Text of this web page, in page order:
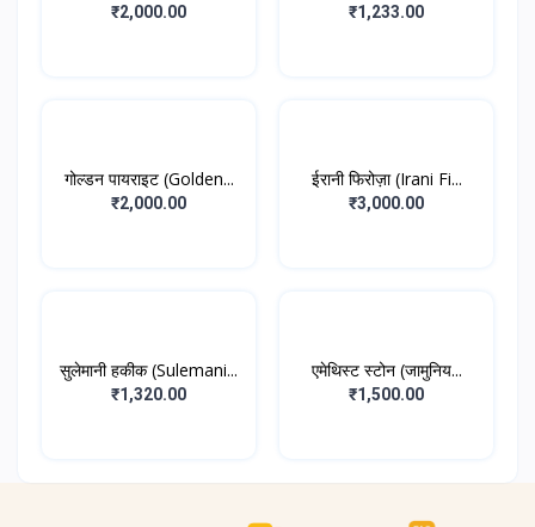
₹2,000.00 ₹1,233.00
गोल्डन पायराइट (Golden...
₹2,000.00
ईरानी फिरोज़ा (Irani Fi...
₹3,000.00
सुलेमानी हकीक (Sulemani...
₹1,320.00
एमेथिस्ट स्टोन (जामुनिय...
₹1,500.00